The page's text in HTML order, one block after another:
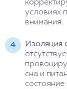
условиях
внимания.
Изоляция
сна и